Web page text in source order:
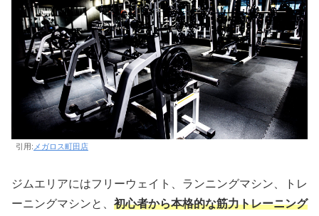
引用: メガロス町田店
ジムエリアにはフリーウェイト、ランニングマシン、トレ
ーニングマシンと、 初心者から本格的な筋力トレーニング